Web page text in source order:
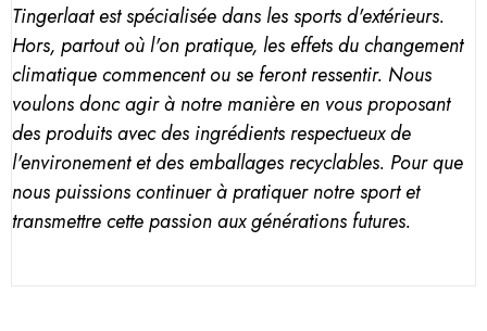
Tingerlaat est spécialisée dans les sports d'extérieurs.
Hors, partout où l'on pratique, les effets du changement
climatique commencent ou se feront ressentir. Nous
voulons donc agir à notre manière en vous proposant
des produits avec des ingrédients respectueux de
l'environement et des emballages recyclables. Pour que
nous puissions continuer à pratiquer notre sport et
transmettre cette passion aux générations futures.